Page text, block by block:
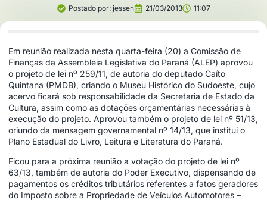
Postado por:jessen 21/03/2013 11:07
Em reunião realizada nesta quarta-feira (20) a Comissão de
Finanças da Assembleia Legislativa do Paraná (ALEP) aprovou
o projeto de lei nº 259/11, de autoria do deputado Caíto
Quintana (PMDB), criando o Museu Histórico do Sudoeste, cujo
acervo ficará sob responsabilidade da Secretaria de Estado da
Cultura, assim como as dotações orçamentárias necessárias à
execução do projeto. Aprovou também o projeto de lei nº 51/13,
oriundo da mensagem governamental nº 14/13, que institui o
Plano Estadual do Livro, Leitura e Literatura do Paraná.
Ficou para a próxima reunião a votação do projeto de lei nº
63/13, também de autoria do Poder Executivo, dispensando de
pagamentos os créditos tributários referentes a fatos geradores
do Imposto sobre a Propriedade de Veículos Automotores –